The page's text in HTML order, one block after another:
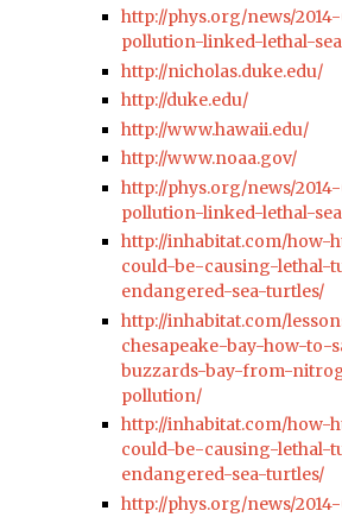
http://phys.org/news/
pollution-linked-lethal-
http://nicholas.duke.edu/
http://duke.edu/
http://www.hawaii.edu/
http://www.noaa.gov/
http://phys.org/news/
pollution-linked-lethal-
http://inhabitat.com/how-
could-be-causing-lethal-
endangered-sea-turtles/
http://inhabitat.com/
chesapeake-bay-how-to-
buzzards-bay-from-
pollution/
http://inhabitat.com/how-
could-be-causing-lethal-
endangered-sea-turtles/
http://phys.org/news/